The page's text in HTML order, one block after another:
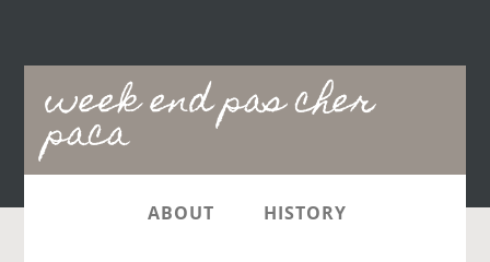
week end pas cher
paca
Main
navigation
ABOUT HISTORY